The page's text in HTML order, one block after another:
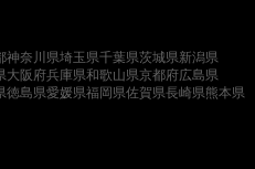
神奈川県埼玉県千葉県茨城県新潟県
大阪府兵庫県和歌山県京都府広島県
徳島県愛媛県福岡県佐賀県長崎県熊本県